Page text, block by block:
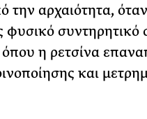
την αρχαιότητα,
φυσικό συντηρητικό
η ρετσίνα
και